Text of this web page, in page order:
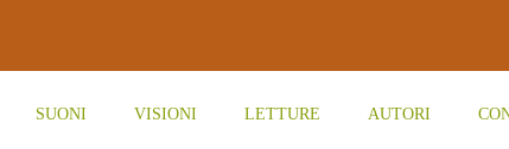
SUONI VISIONI LETTURE AUTORI